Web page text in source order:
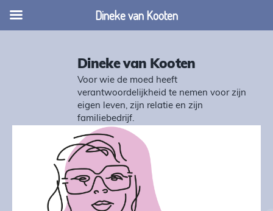
Dineke van Kooten
Voor wie de moed heeft
verantwoordelijkheid te nemen voor zijn
eigen leven, zijn relatie en zijn
familiebedrijf.
Dineke van Kooten